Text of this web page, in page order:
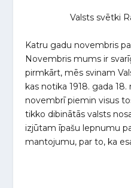
Valsts svētki
Katru gadu novembris
Novembris mums ir
pirmkārt, mēs svinam
kas notika 1918. gada
novembrī piemin visus
tikko dibinātās valsts
izjūtam īpašu lepnumu
mantojumu, par to, ka